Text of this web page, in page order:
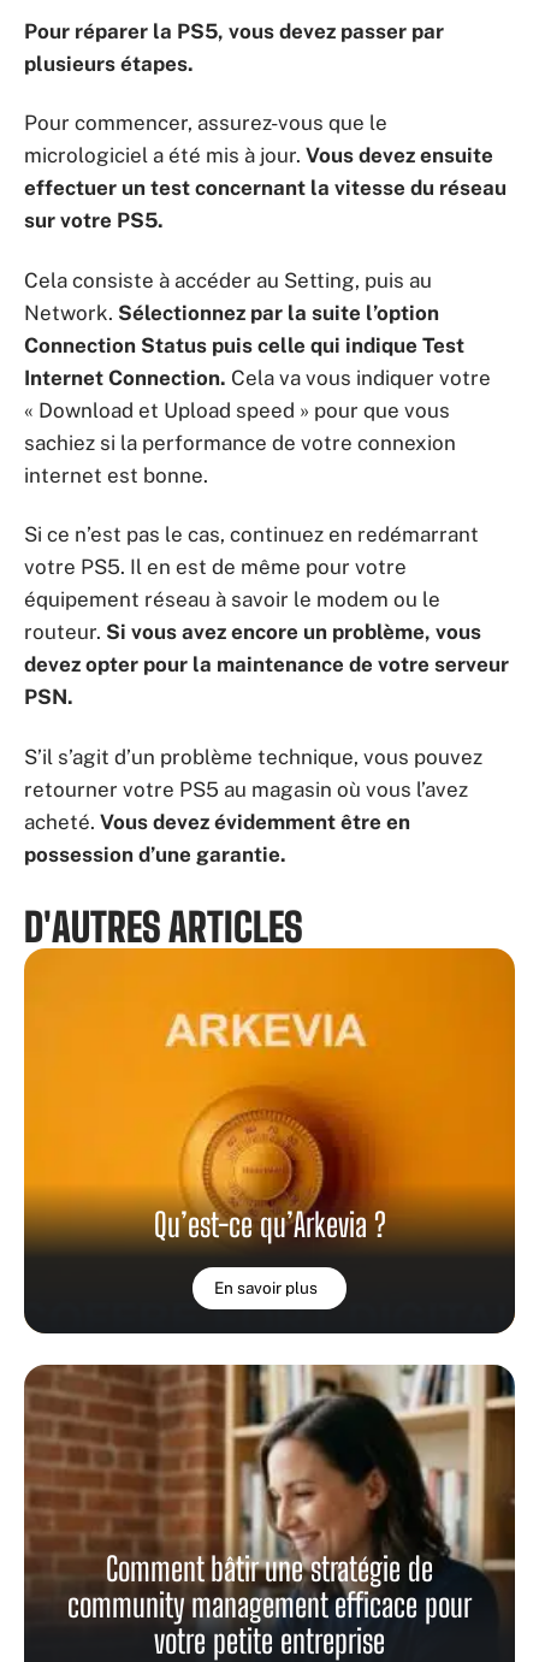
Pour réparer la PS5, vous devez passer par
plusieurs étapes.
Pour commencer, assurez-vous que le
micrologiciel a été mis à jour. Vous devez ensuite
effectuer un test concernant la vitesse du réseau
sur votre PS5.
Cela consiste à accéder au Setting, puis au
Network. Sélectionnez par la suite l’option
Connection Status puis celle qui indique Test
Internet Connection. Cela va vous indiquer votre
« Download et Upload speed » pour que vous
sachiez si la performance de votre connexion
internet est bonne.
Si ce n’est pas le cas, continuez en redémarrant
votre PS5. Il en est de même pour votre
équipement réseau à savoir le modem ou le
routeur. Si vous avez encore un problème, vous
devez opter pour la maintenance de votre serveur
PSN.
S’il s’agit d’un problème technique, vous pouvez
retourner votre PS5 au magasin où vous l’avez
acheté. Vous devez évidemment être en
possession d’une garantie.
D'AUTRES ARTICLES
Qu’est-ce qu’Arkevia ?
En savoir plus
Comment bâtir une stratégie de
community management efficace pour
votre petite entreprise